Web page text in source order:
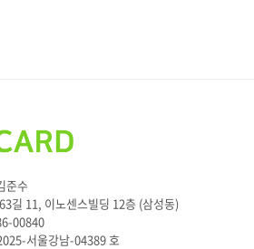
준수
길 11, 이노센스빌딩 12층 (삼성동)
00840
서울강남-04389 호